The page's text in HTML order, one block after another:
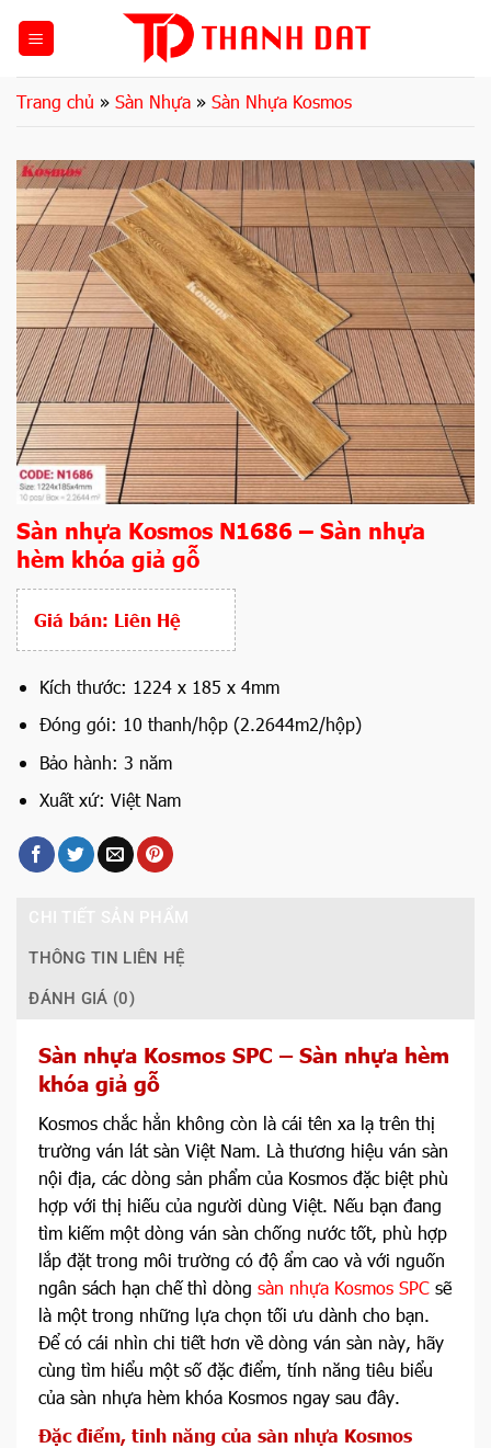
dungTrang chủ » Sàn Nhựa » Sàn Nhựa Kosmos
Sàn nhựa Kosmos N1686 – Sàn nhựa
hèm khóa giả gỗ
Giá bán: Liên Hệ
Kích thước: 1224 x 185 x 4mm
Đóng gói: 10 thanh/hộp (2.2644m2/hộp)
Bảo hành: 3 năm
Xuất xứ: Việt Nam
THÔNG TIN LIÊN HỆ
ĐÁNH GIÁ (0)
Sàn nhựa Kosmos SPC – Sàn nhựa hèm
khóa giả gỗ
Kosmos chắc hẳn không còn là cái tên xa lạ trên thị
trường ván lát sàn Việt Nam. Là thương hiệu ván sàn
nội địa, các dòng sản phẩm của Kosmos đặc biệt phù
hợp với thị hiếu của người dùng Việt. Nếu bạn đang
tìm kiếm một dòng ván sàn chống nước tốt, phù hợp
lắp đặt trong môi trường có độ ẩm cao và với nguốn
ngân sách hạn chế thì dòng sàn nhựa Kosmos SPC sẽ
là một trong những lựa chọn tối ưu dành cho bạn.
Để có cái nhìn chi tiết hơn về dòng ván sàn này, hãy
cùng tìm hiểu một số đặc điểm, tính năng tiêu biểu
của sàn nhựa hèm khóa Kosmos ngay sau đây.
Đặc điểm, tinh năng của sàn nhựa Kosmos